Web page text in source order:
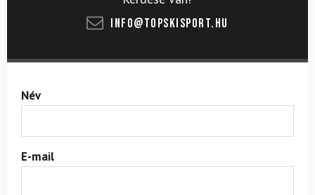
info@topskisport.hu
Név
E-mail